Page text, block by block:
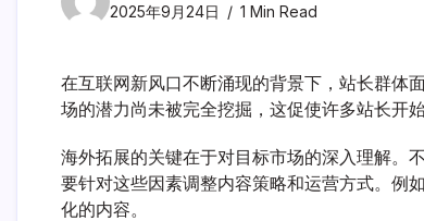
2025年9月24日
1 Min Read
在互联网新风口不断涌现的背景下，站长群体
场的潜力尚未被完全挖掘，这促使许多站长开
海外拓展的关键在于对目标市场的深入理解。
要针对这些因素调整内容策略和运营方式。例
化的内容。